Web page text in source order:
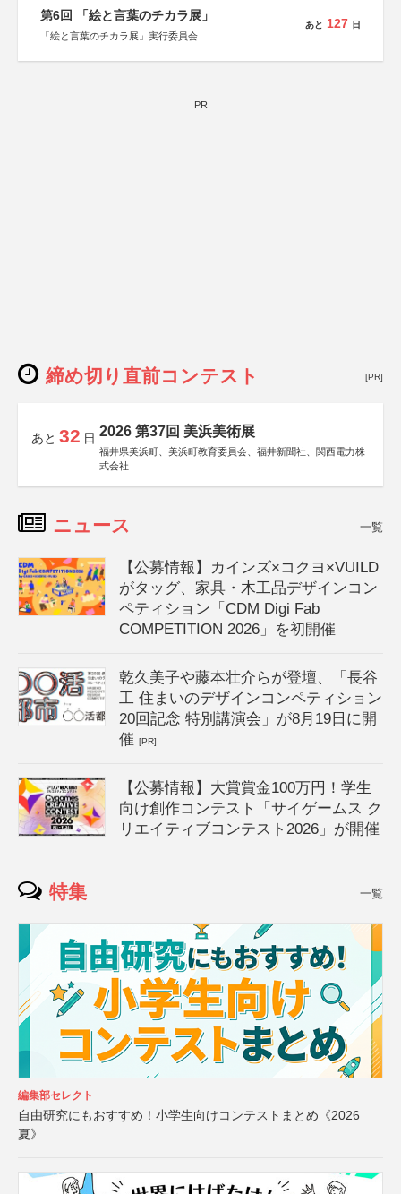
第6回 「絵と言葉のチカラ展」
「絵と言葉のチカラ展」実行委員会
あと 127 日
PR
締め切り直前コンテスト [PR]
あと 32 日 2026 第37回 美浜美術展
福井県美浜町、美浜町教育委員会、福井新聞社、関西電力株
式会社
ニュース 一覧
【公募情報】カインズ×コクヨ×VUILD
がタッグ、家具・木工品デザインコン
ペティション「CDM Digi Fab
COMPETITION 2026」を初開催
乾久美子や藤本壮介らが登壇、「長谷
工 住まいのデザインコンペティション
20回記念 特別講演会」が8月19日に開
催[PR]
【公募情報】大賞賞金100万円！学生
向け創作コンテスト「サイゲームス ク
リエイティブコンテスト2026」が開催
特集 一覧
編集部セレクト
自由研究にもおすすめ！小学生向けコンテストまとめ《2026
夏》